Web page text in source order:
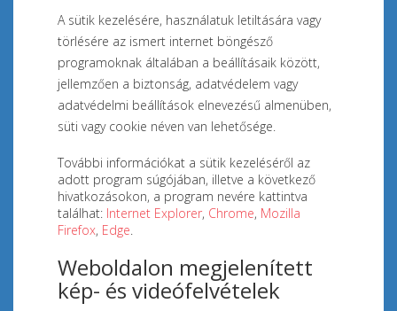
A sütik kezelésére, használatuk letiltására vagy
törlésére az ismert internet böngésző
programoknak általában a beállításaik között,
jellemzően a biztonság, adatvédelem vagy
adatvédelmi beállítások elnevezésű almenüben,
süti vagy cookie néven van lehetősége.
További információkat a sütik kezeléséről az
adott program súgójában, illetve a következő
hivatkozásokon, a program nevére kattintva
találhat: Internet Explorer, Chrome, Mozilla
Firefox, Edge
Weboldalon megjelenített
kép- és videófelvételek